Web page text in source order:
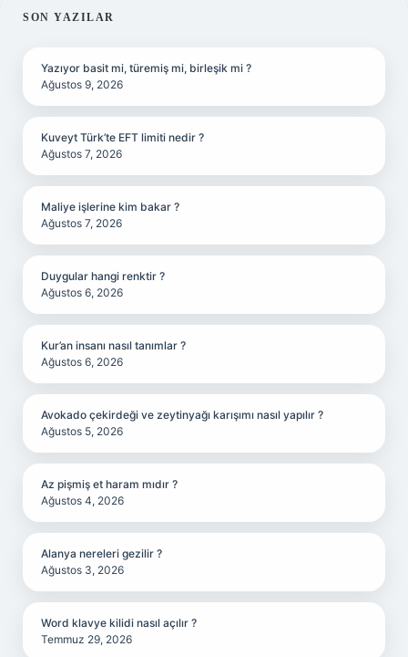
SIDEBAR
SON YAZILAR
Yazıyor basit mi, türemiş mi, birleşik mi ?
Ağustos 9, 2026
Kuveyt Türk’te EFT limiti nedir ?
Ağustos 7, 2026
Maliye işlerine kim bakar ?
Ağustos 7, 2026
Duygular hangi renktir ?
Ağustos 6, 2026
Kur’an insanı nasıl tanımlar ?
Ağustos 6, 2026
Avokado çekirdeği ve zeytinyağı karışımı nasıl yapılır ?
Ağustos 5, 2026
Az pişmiş et haram mıdır ?
Ağustos 4, 2026
Alanya nereleri gezilir ?
Ağustos 3, 2026
Word klavye kilidi nasıl açılır ?
Temmuz 29, 2026